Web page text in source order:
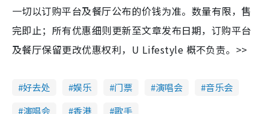
一切以订购平台及餐厅公布的价钱为准。数量有限，售
完即止；所有优惠细则更新至文章发布日期，订购平台
及餐厅保留更改优惠权利，U Lifestyle 概不负责。>>
好去处 娱乐 门票 演唱会
音乐会
演唱会
香港 歌手